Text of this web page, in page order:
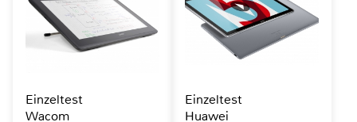
Einzeltest
Wacom
Einzeltest
Huawei